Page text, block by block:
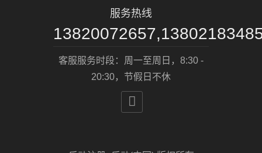
服务热线
客服服务时段：周一至周日，8:30 -
20:30，节假日不休
